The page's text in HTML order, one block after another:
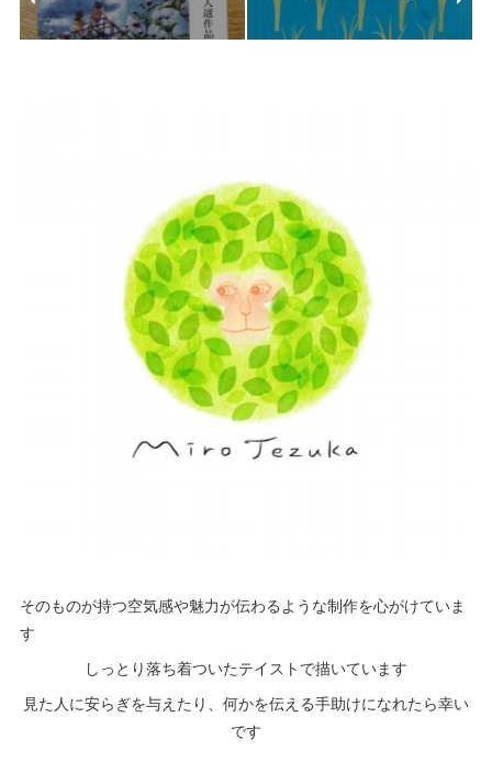
そのものが持つ空気感や魅力が伝わるような制作を心がけていま
す
しっとり落ち着ついたテイストで描いています
見た人に安らぎを与えたり、何かを伝える手助けになれたら幸い
です